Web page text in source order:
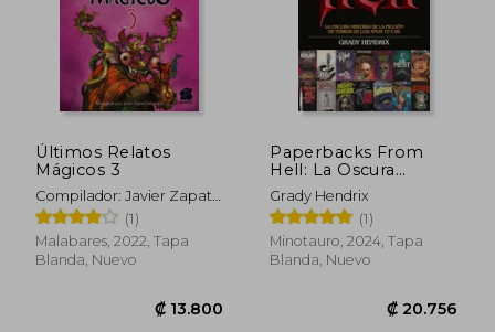
Últimos Relatos
Mágicos 3
Compilador: Javier Zapata
Innocenzi
(1)
Malabares, 2022, Tapa
Blanda, Nuevo
Paperbacks From
Hell: La Oscura
Historia de la Ficción
de Terror de los Años
70 y 80
Grady Hendrix
(1)
Minotauro, 2024, Tapa
Blanda, Nuevo